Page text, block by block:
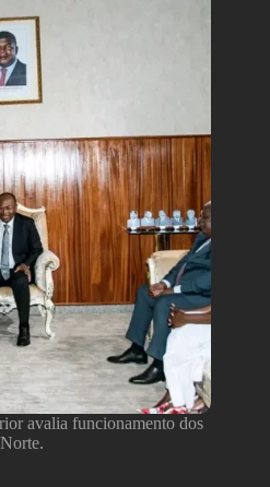
avalia funcionamento dos